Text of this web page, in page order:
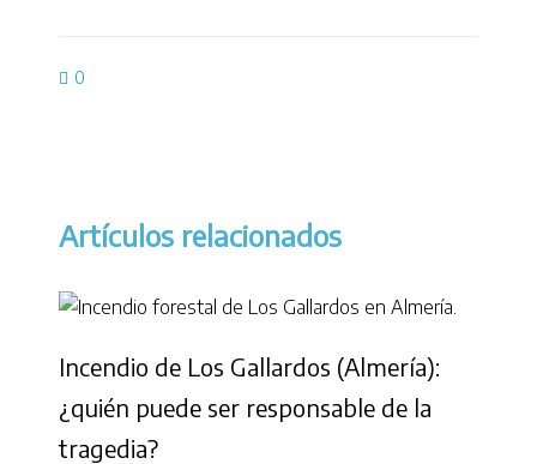
0
Artículos relacionados
Incendio de Los Gallardos (Almería):
¿quién puede ser responsable de la
tragedia?